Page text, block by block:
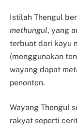
Istilah Thengul
methungul, yang
terbuat dari kayu
(menggunakan
wayang dapat
penonton.
Wayang Thengul
rakyat seperti